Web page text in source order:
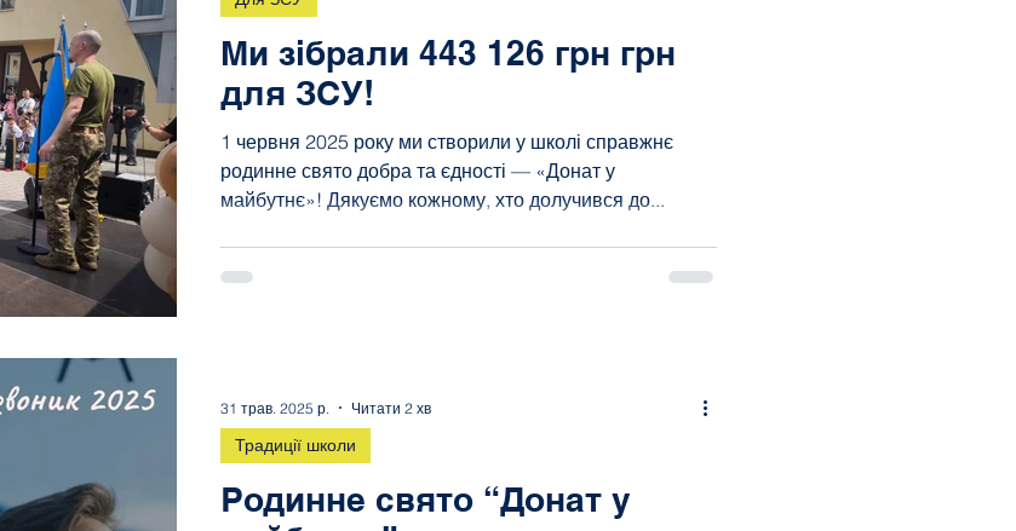
Ми зібрали 443 126 грн грн
для ЗСУ!
1 червня 2025 року ми створили у школі справжнє
родинне свято добра та єдності — «Донат у
майбутнє»! Дякуємо кожному, хто долучився до...
Родинне свято “Донат у
Традиції школи
31 трав. 2025 р. Читати 2 хв